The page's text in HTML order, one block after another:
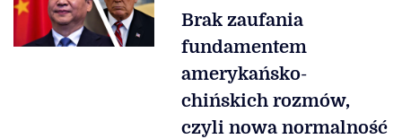
Brak zaufania
fundamentem
amerykańsko-
chińskich rozmów,
czyli nowa normalność